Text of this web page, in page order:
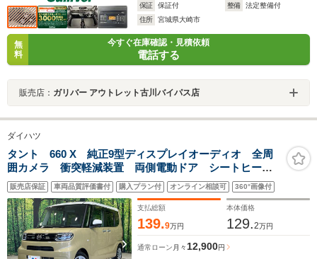
保証
保証付 整備
法定整備付
住所
宮城県大崎市
無
料
今すぐ在庫確認・見積依頼
電話する
販売店： ガリバー アウトレット古川バイパス店
ダイハツ
タント 660 X 純正9型ディスプレイオーディオ 全周
囲カメラ 衝突軽減装置 両側電動ドア シートヒータ
ー LEDヘッド スマートキー ETC ドラレコ コー
ナーセンサー オートエアコン オートライト
販売店保証 車両品質評価書付 購入プラン付 オンライン相談可 360°画像付
支払総額
139.9万円
本体価格
129.2万円
通常ローン 月々 12,900円